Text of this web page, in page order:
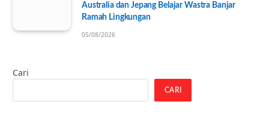
Australia dan Jepang Belajar Wastra Banjar
Ramah Lingkungan
05/08/2026
Cari
CARI